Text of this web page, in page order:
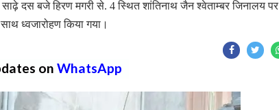
दस बजे हिरण मगरी से. 4 स्थित शांतिनाथ जैन श्वेताम्बर जिनालय पर
ध्वजारोहण किया गया।
on WhatsApp